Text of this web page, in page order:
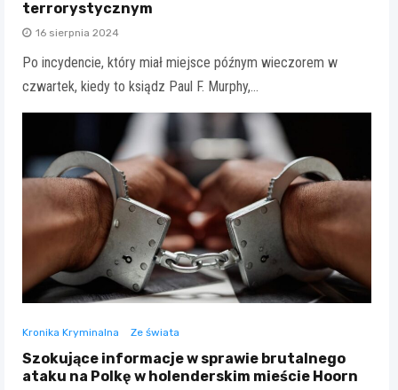
terrorystycznym
16 sierpnia 2024
Po incydencie, który miał miejsce późnym wieczorem w
czwartek, kiedy to ksiądz Paul F. Murphy,…
Kronika Kryminalna Ze świata
Szokujące informacje w sprawie brutalnego
ataku na Polkę w holenderskim mieście Hoorn